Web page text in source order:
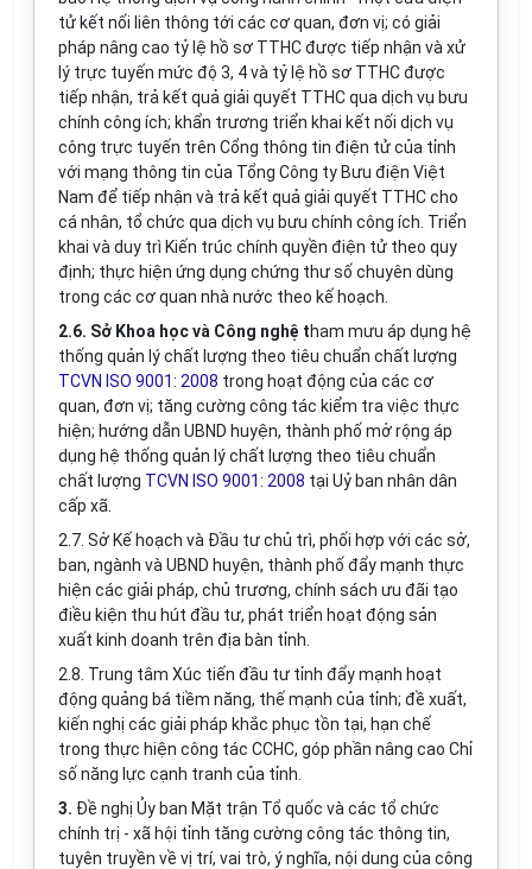
tử kết nối liên thông tới các cơ quan, đơn vị; có giải
pháp nâng cao tỷ lệ hồ sơ TTHC được tiếp nhận và xử
lý trực tuyến mức độ 3, 4 và tỷ lệ hồ sơ TTHC được
tiếp nhận, trả kết quả giải quyết TTHC qua dịch vụ bưu
chính công ích; khẩn trương triển khai kết nối dịch vụ
công trực tuyến trên Cổng thông tin điện tử của tỉnh
với mạng thông tin của Tổng Công ty Bưu điện Việt
Nam để tiếp nhận và trả kết quả giải quyết TTHC cho
cá nhân, tổ chức qua dịch vụ bưu chính công ích. Triển
khai và duy trì Kiến trúc chính quyền điện tử theo quy
định; thực hiện ứng dụng chứng thư số chuyên dùng
trong các cơ quan nhà nước theo kế hoạch.
2.6. Sở Khoa học và Công nghệ tham mưu áp dụng hệ
thống quản lý chất lượng theo tiêu chuẩn chất lượng
TCVN ISO 9001: 2008 trong hoạt động của các cơ
quan, đơn vị; tăng cường công tác kiểm tra việc thực
hiện; hướng dẫn UBND huyện, thành phố mở rộng áp
dụng hệ thống quản lý chất lượng theo tiêu chuẩn
chất lượng TCVN ISO 9001: 2008 tại Uỷ ban nhân dân
cấp xã.
2.7. Sở Kế hoạch và Đầu tưchủ trì, phối hợp với các sở,
ban, ngành và UBND huyện, thành phố đẩy mạnh thực
hiện các giải pháp, chủ trương, chính sách ưu đãi tạo
điều kiện thu hút đầu tư, phát triển hoạt động sản
xuất kinh doanh trên địa bàn tỉnh.
2.8. Trung tâm Xúc tiến đầu tư tỉnh đẩy mạnh hoạt
động quảng bá tiềm năng, thế mạnh của tỉnh; đề xuất,
kiến nghị các giải pháp khắc phục tồn tại, hạn chế
trong thực hiện công tác CCHC, góp phần nâng cao Chỉ
số năng lực cạnh tranh của tỉnh.
3. Đề nghị Ủy ban Mặt trận Tổ quốc và các tổ chức
chính trị - xã hội tỉnh tăng cường công tác thông tin,
tuyên truyền về vị trí, vai trò, ý nghĩa, nội dung của công